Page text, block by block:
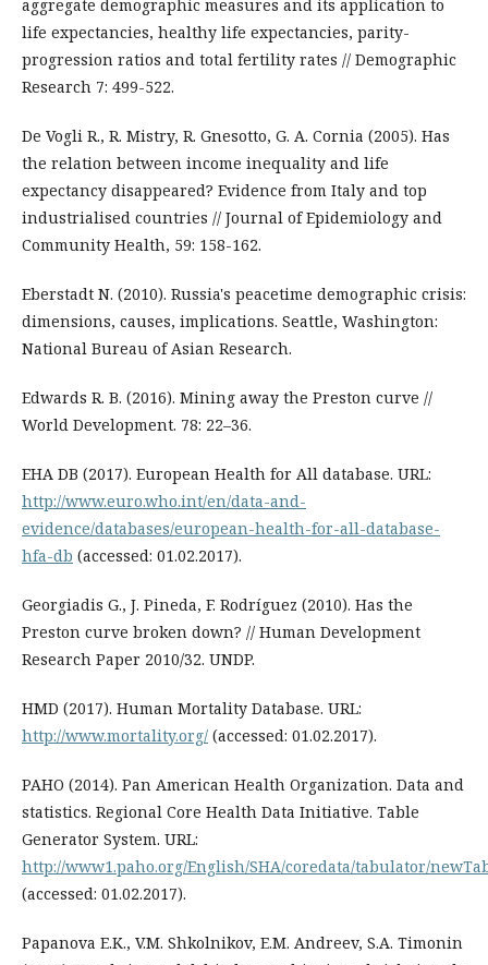
aggregate demographic measures and its application to
life expectancies, healthy life expectancies, parity-
progression ratios and total fertility rates // Demographic
Research 7: 499-522.
De Vogli R., R. Mistry, R. Gnesotto, G. A. Cornia (2005). Has
the relation between income inequality and life
expectancy disappeared? Evidence from Italy and top
industrialised countries // Journal of Epidemiology and
Community Health, 59: 158-162.
Eberstadt N. (2010). Russia's peacetime demographic crisis:
dimensions, causes, implications. Seattle, Washington:
National Bureau of Asian Research.
Edwards R. B. (2016). Mining away the Preston curve //
World Development. 78: 22–36.
EHA DB (2017). European Health for All database. URL:
http://www.euro.who.int/en/data-and-
evidence/databases/european-health-for-all-database-
hfa-db (accessed: 01.02.2017).
Georgiadis G., J. Pineda, F. Rodríguez (2010). Has the
Preston curve broken down? // Human Development
Research Paper 2010/32. UNDP.
HMD (2017). Human Mortality Database. URL:
http://www.mortality.org/ (accessed: 01.02.2017).
PAHO (2014). Pan American Health Organization. Data and
statistics. Regional Core Health Data Initiative. Table
Generator System. URL:
http://www1.paho.org/English/SHA/coredata/tabulator/
(accessed: 01.02.2017).
Papanova E.K., V.M. Shkolnikov, E.M. Andreev, S.A. Timonin